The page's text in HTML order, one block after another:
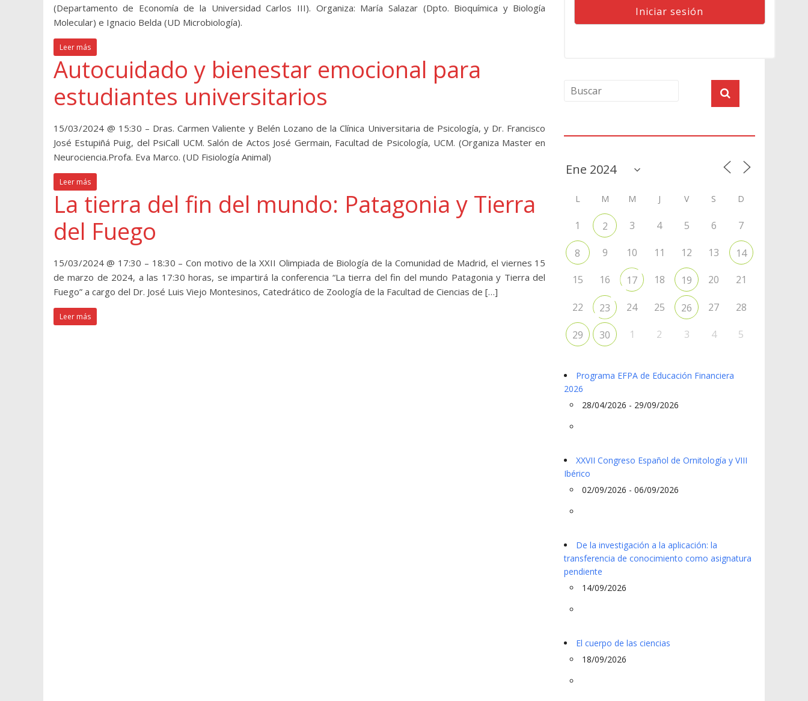
(Departamento de Economía de la Universidad Carlos III). Organiza: María Salazar (Dpto. Bioquímica y Biología
Molecular) e Ignacio Belda (UD Microbiología).
Leer más
Autocuidado y bienestar emocional para
estudiantes universitarios
15/03/2024 @ 15:30 – Dras. Carmen Valiente y Belén Lozano de la Clínica Universitaria de Psicología, y Dr. Francisco
José Estupiñá Puig, del PsiCall UCM. Salón de Actos José Germain, Facultad de Psicología, UCM. (Organiza Master en
Neurociencia.Profa. Eva Marco. (UD Fisiología Animal)
Leer más
La tierra del fin del mundo: Patagonia y Tierra
del Fuego
15/03/2024 @ 17:30 – 18:30 – Con motivo de la XXII Olimpiada de Biología de la Comunidad de Madrid, el viernes 15
de marzo de 2024, a las 17:30 horas, se impartirá la conferencia “La tierra del fin del mundo Patagonia y Tierra del
Fuego” a cargo del Dr. José Luis Viejo Montesinos, Catedrático de Zoología de la Facultad de Ciencias de […]
Leer más
L M M J V S D
1 2 3 4 5 6 7
8 9 10 11 12 13 14
15 16 17 18 19 20 21
22 23 24 25 26 27 28
29 30 1 2 3 4 5
Programa EFPA de Educación Financiera
2026
28/04/2026 - 29/09/2026
XXVII Congreso Español de Ornitología y VIII
Ibérico
02/09/2026 - 06/09/2026
De la investigación a la aplicación: la
transferencia de conocimiento como asignatura
pendiente
14/09/2026
El cuerpo de las ciencias
18/09/2026